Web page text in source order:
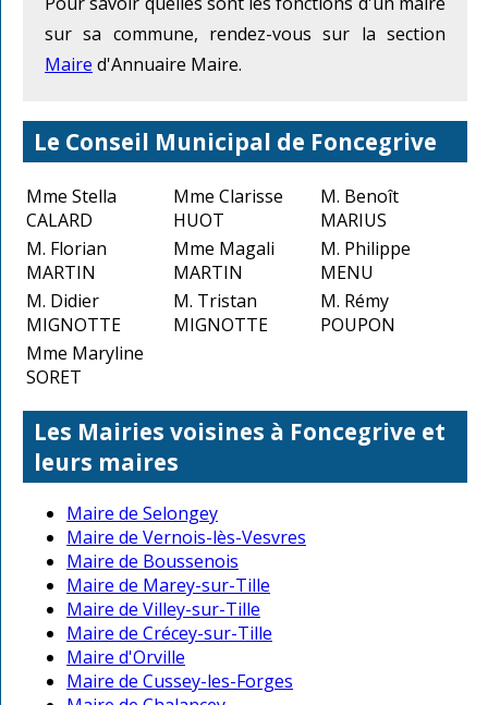
sur sa commune, rendez-vous sur la section
Maire d'Annuaire Maire.
Le Conseil Municipal de Foncegrive
Mme Stella
CALARD
Mme Clarisse
HUOT
M. Benoît
MARIUS
M. Florian
MARTIN
Mme Magali
MARTIN
M. Philippe
MENU
M. Didier
MIGNOTTE
M. Tristan
MIGNOTTE
M. Rémy
POUPON
Mme Maryline
SORET
Les Mairies voisines à Foncegrive et
leurs maires
Maire de Selongey
Maire de Vernois-lès-Vesvres
Maire de Boussenois
Maire de Marey-sur-Tille
Maire de Villey-sur-Tille
Maire de Crécey-sur-Tille
Maire d'Orville
Maire de Cussey-les-Forges